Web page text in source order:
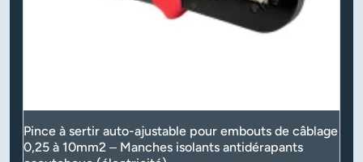
Pince à sertir auto-ajustable pour embouts de câblage
0,25 à 10mm2 – Manches isolants antidérapants